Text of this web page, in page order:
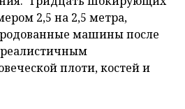
2,5 на 2,5 метра,
машины после
плоти, костей и